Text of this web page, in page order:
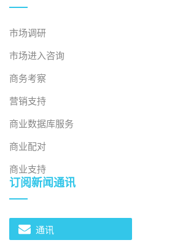
市场调研
市场进入咨询
商务考察
营销支持
商业数据库服务
商业配对
商业支持
订阅新闻通讯
通讯